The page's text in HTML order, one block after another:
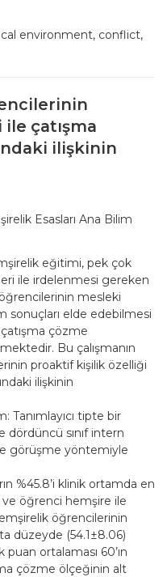
environment, conflict,
çatışma
ilişkinin
Esasları Ana Bilim
eğitimi, pek çok
ile irdelenmesi gereken
mesleki
elde edebilmesi
çözme
Bu çalışmanın
proaktif kişilik özelliği
ilişkinin
Tanımlayıcı tipte bir
dördüncü sınıf intern
görüşme yöntemiyle
%45.8’i klinik ortamda en
öğrenci hemşire ile
öğrencilerinin
düzeyde (54.1±8.06)
ortalaması 60’ın
çözme ölçeğinin alt